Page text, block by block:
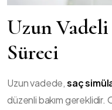
Uzun Vadeli
Süreci
Uzun vadede,saç
düzenli bakım gereklidir.